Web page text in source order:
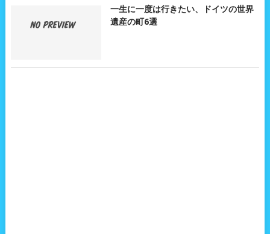
一生に一度は行きたい、ドイツの世界
遺産の町6選